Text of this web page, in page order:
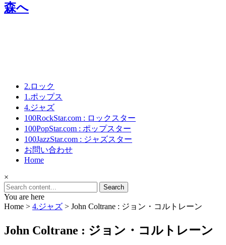
森へ
2.ロック
1.ポップス
4.ジャズ
100RockStar.com : ロックスター
100PopStar.com : ポップスター
100JazzStar.com : ジャズスター
お問い合わせ
Home
×
Search
for:
You are here
Home > 4.ジャズ > John Coltrane : ジョン・コルトレーン
John Coltrane : ジョン・コルトレーン